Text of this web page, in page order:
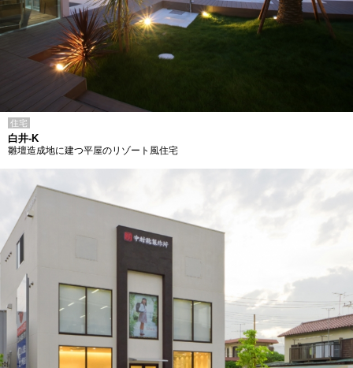
住宅
白井-K
雛壇造成地に建つ平屋のリゾート風住宅